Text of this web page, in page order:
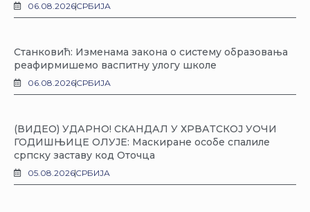
06.08.2026СРБИЈА
Станковић: Изменама закона о систему образовања
реафирмишемо васпитну улогу школе
06.08.2026СРБИЈА
(ВИДЕО) УДАРНО! СКАНДАЛ У ХРВАТСКОЈ УОЧИ
ГОДИШЊИЦЕ ОЛУЈЕ: Маскиране особе спалиле
српску заставу код Оточца
05.08.2026СРБИЈА